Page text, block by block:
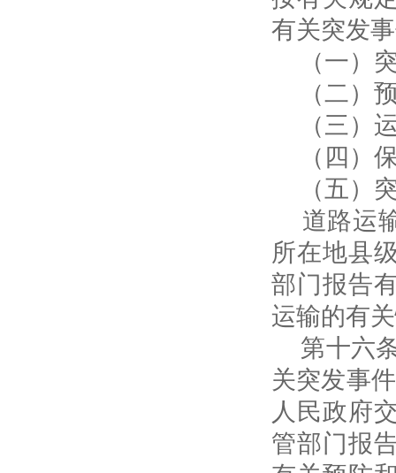
有关突发
（一）
（二）
（三）
（四）
（五）
道路运
所在地县
部门报告
运输的有
第十六
关突发事
人民政府
管部门报